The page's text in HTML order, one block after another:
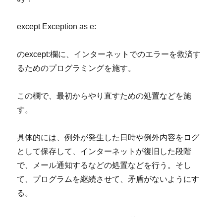
except Exception as e:
のexcept:欄に、インターネットでのエラーを救済す
るためのプログラミングを施す。
この欄で、最初からやり直すための処置などを施
す。
具体的には、例外が発生した日時や例外内容をログ
として保存して、インターネットが復旧した段階
で、メール通知するなどの処置などを行う。そし
て、プログラムを継続させて、矛盾がないようにす
る。